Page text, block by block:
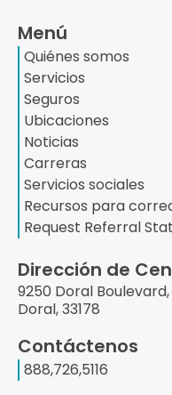
Dirección de
9250 Doral
Doral, 33178
Contáctenos
888,726,5116
Menú
Quiénes somos
Servicios
Seguros
Ubicaciones
Noticias
Carreras
Servicios sociales
Recursos para
Request Referral